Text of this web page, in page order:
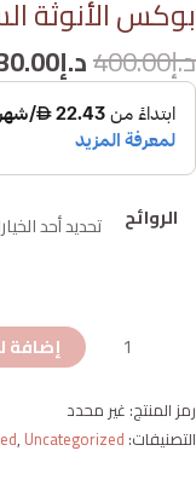
بوكس الأنوثة
د.إ400.00د.إ
الروائح
إضافة
رمز المنتج: غير محدد
التصنيفات:
, Uncategorized